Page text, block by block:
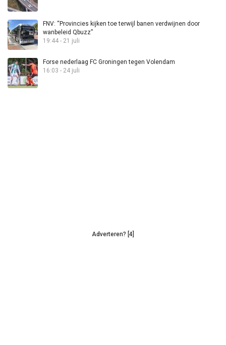
FNV: “Provincies kijken toe terwijl banen verdwijnen door
wanbeleid Qbuzz”
19:44 - 21 juli
Forse nederlaag FC Groningen tegen Volendam
16:03 - 24 juli
Adverteren? [4]